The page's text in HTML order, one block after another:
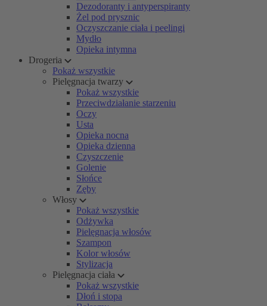
Dezodoranty i antyperspiranty
Żel pod prysznic
Oczyszczanie ciała i peelingi
Mydło
Opieka intymna
Drogeria
Pokaż wszystkie
Pielęgnacja twarzy
Pokaż wszystkie
Przeciwdziałanie starzeniu
Oczy
Usta
Opieka nocna
Opieka dzienna
Czyszczenie
Golenie
Słońce
Zęby
Włosy
Pokaż wszystkie
Odżywka
Pielęgnacja włosów
Szampon
Kolor włosów
Stylizacja
Pielęgnacja ciała
Pokaż wszystkie
Dłoń i stopa